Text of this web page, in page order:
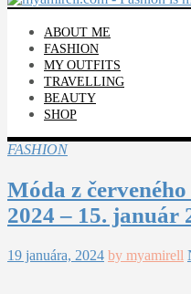
ABOUT ME
FASHION
MY OUTFITS
TRAVELLING
BEAUTY
SHOP
FASHION
Móda z
2024 – 15. január
19 januára, 2024 by myamirell